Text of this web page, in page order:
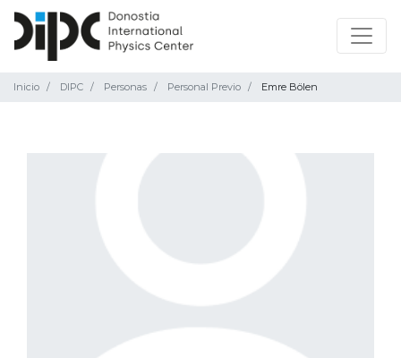
Inicio DIPC Personas Personal Previo Emre Bölen